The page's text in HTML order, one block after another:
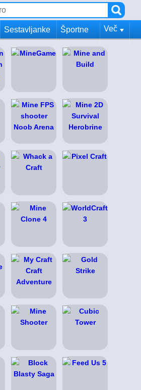
Sestavljanke Športne Več